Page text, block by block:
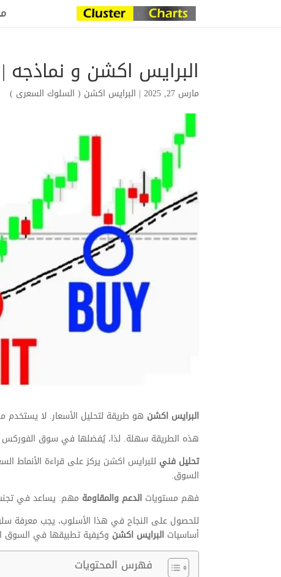
البرايس اكشن و
مارس 27, 2025 | البرايس اكشن ( السلوك السعرى )
البرايس اكشن هو طريقة لتحليل الأسعار. لا يستخدم
هذه الطريقة سهلة. لذا، يُفضلها في سوق الفوركس
تحليل فني للبرايس اكشن يركز على قراءة الأنماط
السوق.
فهم مستوياتالدعم والمقاومة مهم. يساعد في
للحصول على النجاح في هذا الأسلوب، يجب معرفة
أساسياتالبرايس اكشن وكيفية تطبيقها في السوق
فهرس المحتويات